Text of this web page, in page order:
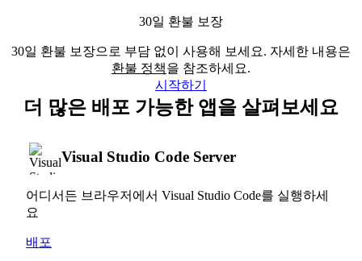
30일 환불 보장
30일 환불 보장으로 부담 없이 사용해 보세요. 자세한 내용은
환불 정책을 참조하세요.
시작하기
더 많은 배포 가능한 앱을 살펴보세요
Visual Studio Code Server
어디서든 브라우저에서 Visual Studio Code를 실행하세
요
배포